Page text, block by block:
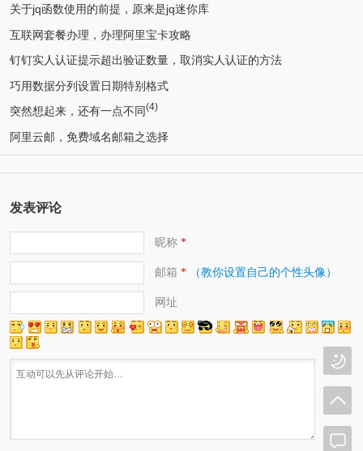
关于jq函数使用的前提，原来是jq迷你库
互联网套餐办理，办理阿里宝卡攻略
钉钉实人认证提示超出验证数量，取消实人认证的方法
巧用数据分列设置日期特别格式
突然想起来，还有一点不同(4)
阿里云邮，免费域名邮箱之选择
发表评论
昵称*
邮箱 * （教你设置自己的个性头像）
网址